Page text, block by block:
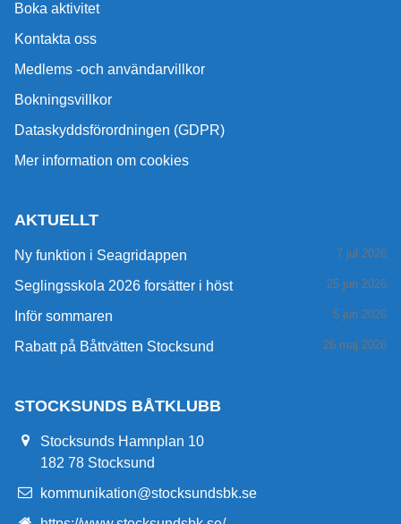
Boka aktivitet
Kontakta oss
Medlems -och användarvillkor
Bokningsvillkor
Dataskyddsförordningen (GDPR)
Mer information om cookies
AKTUELLT
Ny funktion i Seagridappen 7 jul 2026
Seglingsskola 2026 forsätter i höst 25 jun 2026
Inför sommaren 5 jun 2026
Rabatt på Båttvätten Stocksund 26 maj 2026
STOCKSUNDS BÅTKLUBB
Stocksunds Hamnplan 10
182 78 Stocksund
kommunikation@stocksundsbk.se